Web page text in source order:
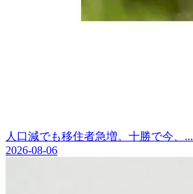
人口減でも移住者急増。十勝で今、...
2026-08-06